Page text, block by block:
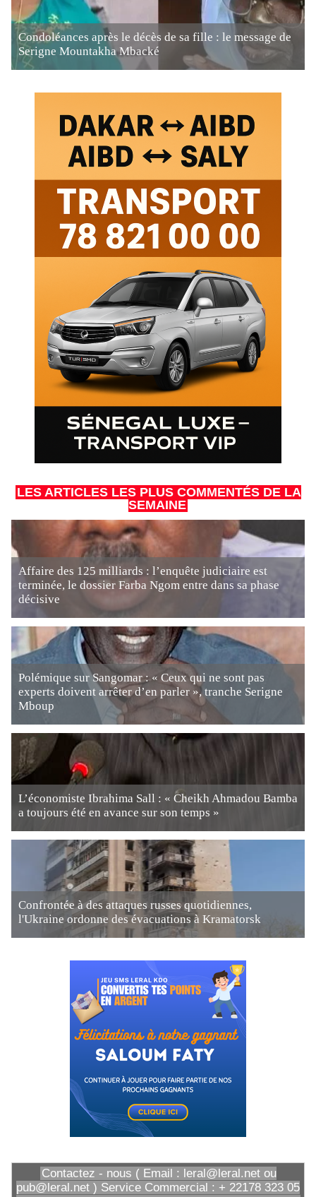
Condoléances après le décès de sa fille : le message de
Serigne Mountakha Mbacké
LES ARTICLES LES PLUS COMMENTÉS DE LA
SEMAINE
Affaire des 125 milliards : l’enquête judiciaire est
terminée, le dossier Farba Ngom entre dans sa phase
décisive
Polémique sur Sangomar : « Ceux qui ne sont pas
experts doivent arrêter d’en parler », tranche Serigne
Mboup
L’économiste Ibrahima Sall : « Cheikh Ahmadou Bamba
a toujours été en avance sur son temps »
Confrontée à des attaques russes quotidiennes,
l'Ukraine ordonne des évacuations à Kramatorsk
Contactez - nous ( Email : leral@leral.net ou
pub@leral.net ) Service Commercial : + 22178 323 05